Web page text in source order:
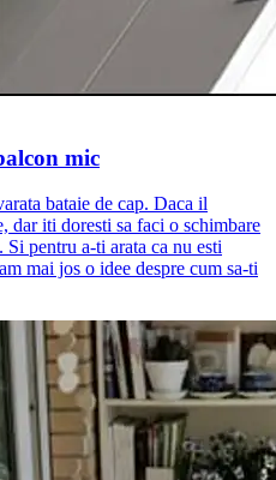
mic
bataie de cap. Daca il
dar iti doresti sa faci o schimbare
pentru a-ti arata ca nu esti
mai jos o idee despre cum sa-ti